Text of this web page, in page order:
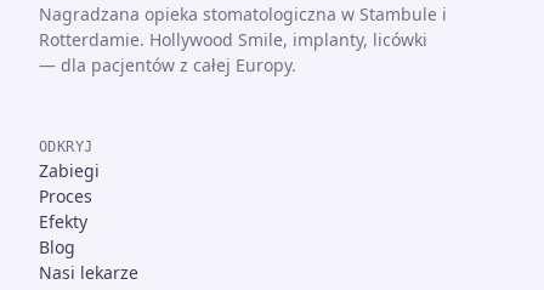
Nagradzana opieka stomatologiczna w Stambule i
Rotterdamie. Hollywood Smile, implanty, licówki
— dla pacjentów z całej Europy.
ODKRYJ
Zabiegi
Proces
Efekty
Blog
Nasi lekarze